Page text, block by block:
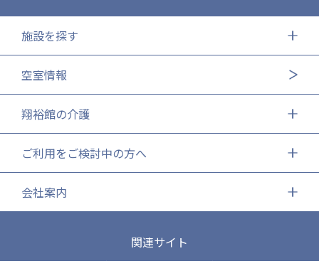
施設を探す
空室情報
翔裕館の介護
ご利用をご検討中の方へ
会社案内
関連サイト